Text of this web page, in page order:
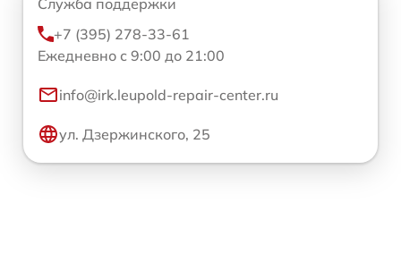
Служба поддержки
+7 (395) 278-33-61
Ежедневно с 9:00 до 21:00
info@irk.leupold-repair-center.ru
ул. Дзержинского, 25